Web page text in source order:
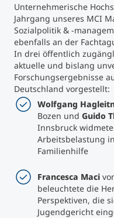
Maßgeschneiderte
Unternehmerische
Jahrgang unseres MCI
Sozialpolitik & -
ebenfalls an der
In drei öffentlich
aktuelle und bislang
Forschungsergebnisse
Deutschland vorgestellt:
Wolfgang
Bozen und Guido
Innsbruck
Arbeitsbelastung
Familienhilfe
Francesca Maci
beleuchtete die
Perspektiven, die
Jugendgericht